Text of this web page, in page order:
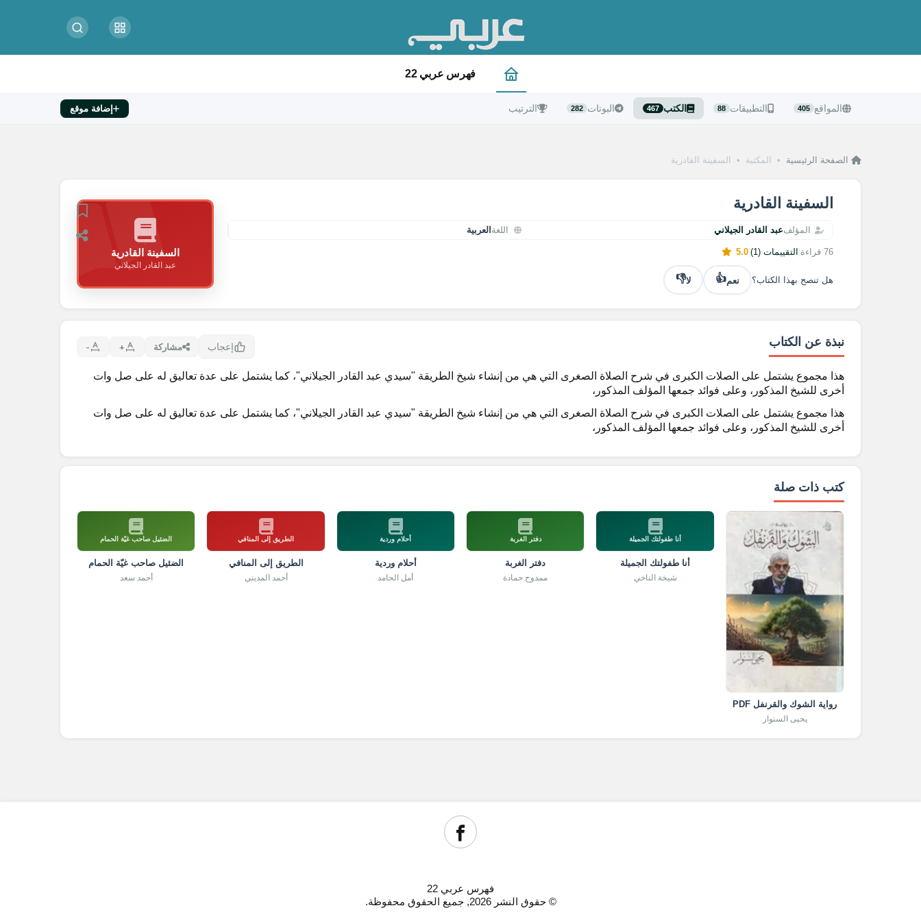
فهرس عربي 22
المواقع 405 التطبيقات 88 الكتب 467 البوتات 282 الترتيب إضافة موقع
الصفحة الرئيسية • المكتبة • السفينة القادرية
السفينة القادرية
المؤلفعبد القادر الجيلاني اللغة العربية
76 قراءة التقييمات (1) 5.0
هل تنصح بهذا الكتاب؟ نعم👍 لا👎
السفينة القادرية
عبد القادر الجيلاني
نبذة عن الكتاب إعجاب مشاركة +
-
هذا مجموع يشتمل على الصلات الكبرى في شرح الصلاة الصغرى التي هي من إنشاء شيخ الطريقة "سيدي عبد القادر الجيلاني"، كما يشتمل على عدة تعاليق له على صل وات
أخرى للشيخ المذكور، وعلى فوائد جمعها المؤلف المذكور،
هذا مجموع يشتمل على الصلات الكبرى في شرح الصلاة الصغرى التي هي من إنشاء شيخ الطريقة "سيدي عبد القادر الجيلاني"، كما يشتمل على عدة تعاليق له على صل وات
أخرى للشيخ المذكور، وعلى فوائد جمعها المؤلف المذكور،
كتب ذات صلة
رواية الشوك والقرنفل PDF
يحيى السنوار
أنا طفولتك الجميلة
أنا طفولتك الجميلة
شيخة الناخي
دفتر الغربة
دفتر الغربة
ممدوح حمادة
أحلام وردية
أحلام وردية
أمل الحامد
الطريق إلى المنافي
الطريق إلى المنافي
أحمد المديني
الضئيل صاحب غيّة الحمام
الضئيل صاحب غيّة الحمام
أحمد سعد
فهرس عربي 22
© حقوق النشر 2026, جميع الحقوق محفوظة.